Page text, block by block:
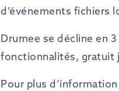
d’événements fichiers
Drumee se décline en
fonctionnalités, gratuit
Pour plus d’information